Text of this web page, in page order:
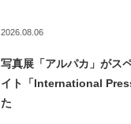
2026.08.06
写真展「アルパカ」がス
イト「International
た